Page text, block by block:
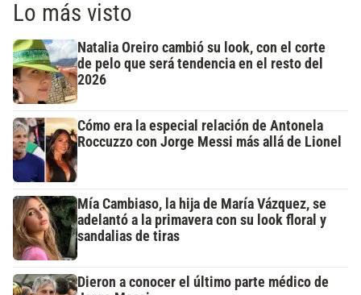
Lo más visto
Natalia Oreiro cambió su look, con el corte
de pelo que será tendencia en el resto del
2026
Cómo era la especial relación de Antonela
Roccuzzo con Jorge Messi más allá de Lionel
Mía Cambiaso, la hija de María Vázquez, se
adelantó a la primavera con su look floral y
sandalias de tiras
Dieron a conocer el último parte médico de